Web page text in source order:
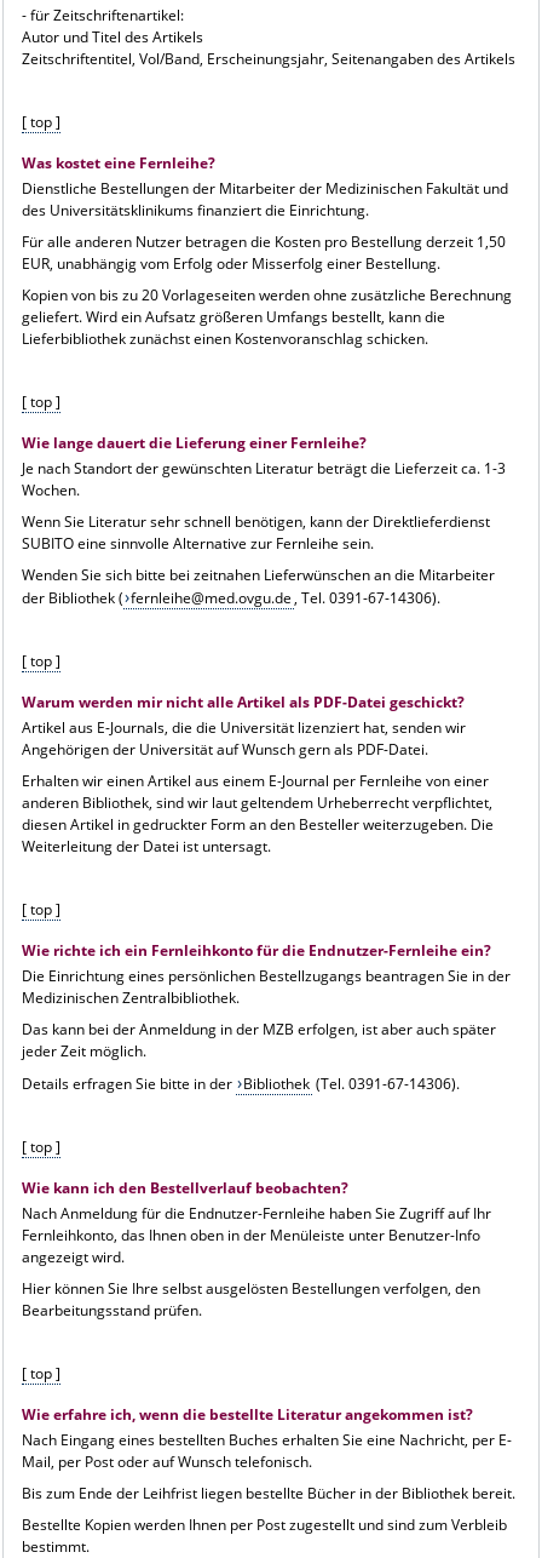
- für Zeitschriftenartikel:
Autor und Titel des Artikels
Zeitschriftentitel, Vol/Band, Erscheinungsjahr, Seitenangaben des Artikels
[ top ]
Was kostet eine Fernleihe?
Dienstliche Bestellungen der Mitarbeiter der Medizinischen Fakultät und
des Universitätsklinikums finanziert die Einrichtung.
Für alle anderen Nutzer betragen die Kosten pro Bestellung derzeit 1,50
EUR, unabhängig vom Erfolg oder Misserfolg einer Bestellung.
Kopien von bis zu 20 Vorlageseiten werden ohne zusätzliche Berechnung
geliefert. Wird ein Aufsatz größeren Umfangs bestellt, kann die
Lieferbibliothek zunächst einen Kostenvoranschlag schicken.
[ top ]
Wie lange dauert die Lieferung einer Fernleihe?
Je nach Standort der gewünschten Literatur beträgt die Lieferzeit ca. 1-3
Wochen.
Wenn Sie Literatur sehr schnell benötigen, kann der Direktlieferdienst
SUBITO eine sinnvolle Alternative zur Fernleihe sein.
Wenden Sie sich bitte bei zeitnahen Lieferwünschen an die Mitarbeiter
der Bibliothek ( fernleihe@med.ovgu.de, Tel. 0391-67-14306).
[ top ]
Warum werden mir nicht alle Artikel als PDF-Datei geschickt?
Artikel aus E-Journals, die die Universität lizenziert hat, senden wir
Angehörigen der Universität auf Wunsch gern als PDF-Datei.
Erhalten wir einen Artikel aus einem E-Journal per Fernleihe von einer
anderen Bibliothek, sind wir laut geltendem Urheberrecht verpflichtet,
diesen Artikel in gedruckter Form an den Besteller weiterzugeben. Die
Weiterleitung der Datei ist untersagt.
[ top ]
Wie richte ich ein Fernleihkonto für die Endnutzer-Fernleihe ein?
Die Einrichtung eines persönlichen Bestellzugangs beantragen Sie in der
Medizinischen Zentralbibliothek.
Das kann bei der Anmeldung in der MZB erfolgen, ist aber auch später
jeder Zeit möglich.
Details erfragen Sie bitte in der Bibliothek (Tel. 0391-67-14306).
[ top ]
Wie kann ich den Bestellverlauf beobachten?
Nach Anmeldung für die Endnutzer-Fernleihe haben Sie Zugriff auf Ihr
Fernleihkonto, das Ihnen oben in der Menüleiste unter Benutzer-Info
angezeigt wird.
Hier können Sie Ihre selbst ausgelösten Bestellungen verfolgen, den
Bearbeitungsstand prüfen.
[ top ]
Wie erfahre ich, wenn die bestellte Literatur angekommen ist?
Nach Eingang eines bestellten Buches erhalten Sie eine Nachricht, per E-
Mail, per Post oder auf Wunsch telefonisch.
Bis zum Ende der Leihfrist liegen bestellte Bücher in der Bibliothek bereit.
Bestellte Kopien werden Ihnen per Post zugestellt und sind zum Verbleib
bestimmt.